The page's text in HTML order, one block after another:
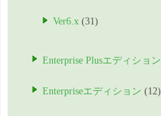
Ver6.x (31)
Enterprise Plusエディション
Enterpriseエディション (12)